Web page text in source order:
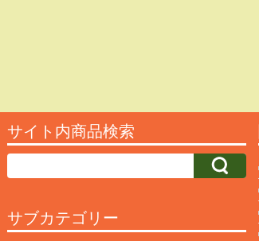
サイト内商品検索
サブカテゴリー